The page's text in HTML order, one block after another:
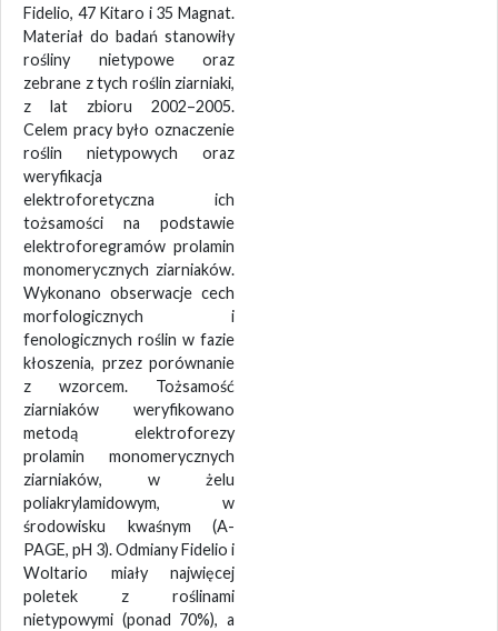
Fidelio, 47 Kitaro i 35 Magnat.
Materiał do badań stanowiły
rośliny nietypowe oraz
zebrane z tych roślin ziarniaki,
z lat zbioru 2002–2005.
Celem pracy było oznaczenie
roślin nietypowych oraz
weryfikacja
elektroforetyczna ich
tożsamości na podstawie
elektroforegramów prolamin
monomerycznych ziarniaków.
Wykonano obserwacje cech
morfologicznych i
fenologicznych roślin w fazie
kłoszenia, przez porównanie
z wzorcem. Tożsamość
ziarniaków weryfikowano
metodą elektroforezy
prolamin monomerycznych
ziarniaków, w żelu
poliakrylamidowym, w
środowisku kwaśnym (A-
PAGE, pH 3). Odmiany Fidelio i
Woltario miały najwięcej
poletek z roślinami
nietypowymi (ponad 70%), a